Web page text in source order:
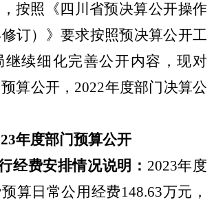
按照《四川省预决算公开操作
订）》要求按照预决算公开工
继续细化完善公开内容，现对
算公开， 2022年度部门决算公
年度部门预算公开
经费安排情况说明： 2023年度
算日常公用经费148.63万元，